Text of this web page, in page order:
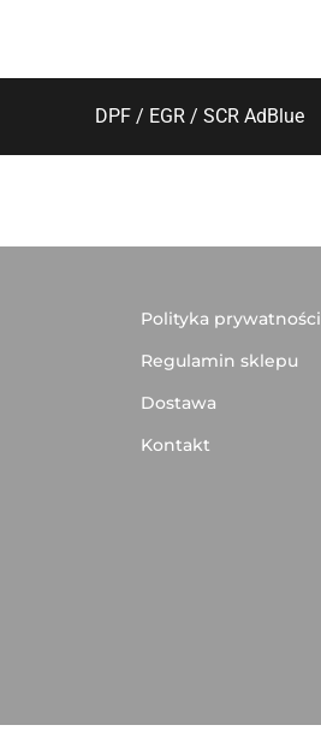
DPF / EGR / SCR AdBlue
Polityka prywatności
Regulamin sklepu
Dostawa
Kontakt